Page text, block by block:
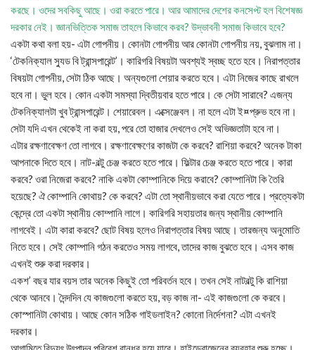
করছে। ওদের সবকিছু আছে। ওরা করতে পারে। আর আমাদের দেশের কনসেপ্ট হল বিশেষজ্ঞ
দরকার নেই। জ্ঞানভিত্তিক সমাজ তাহলে কিভাবে করব? উদ্ভাবনী সমাজ কিভাবে হবে?
একটা কথা বলা হয়- এটা গোপনীয়। কোনটা গোপনীয় আর কোনটা গোপনীয় নয়, বুঝলাম না।
‘টেকনিক্যাল স্যুড বি ট্রান্সপারেন্ট’। কারিগরি বিষয়টা অবশ্যই স্বচ্ছ হতে হবে। নিরাপত্তার
বিষয়টা গোপনীয়, সেটা ঠিক আছে। অন্যগুলো শেয়ার করতে হবে। এটা নিজের কাছে রাখলে
হবে না। ভুল হবে। কোন একটা সমস্যা দ্বিতীয়বার হতে পারে। কে সেটা সারাবে? এজন্য
টেকনিক্যালটা খুব ট্রান্সপারেন্ট। শেয়ারেবল। এক্সেঞ্জেবল। না হলে এটা ই¤প্রুভ হবে না।
সেটা যদি এখন থেকেই না করা হয়, পরে তো হাজার দেখলেও সেই অভিজ্ঞতাটা হবে না।
এটার রক্ষণাবেক্ষণ তো লাগবে। রক্ষণাবেক্ষণের কাজটা কে করবে? রাশিয়া করবে? অনেক টাকা
আপনাকে দিতে হবে। নাট-বল্টু চেঞ্জ করতে হতে পারে। ফিল্টার চেঞ্জ করতে হতে পারে। কারা
করবে? ওরা নিজেরা করবে? নাকি একটা কোম্পানিকে দিয়ে করাবে? কোম্পানিটা কি তৈরি
হয়েছে? ঐ কোম্পানি কোথায়? কে করবে? এটা তো স্থানীয়ভাবে করা যেতে পারে। প্রত্যেকটা
কেন্দ্রে তো একটা স্থানীয় কোম্পানি লাগে। কারিগরি সহায়তার জন্য স্থানীয় কোম্পানি
লাগবেই। এটা কারা করবে? ছোট বিষয় হলেও নিরাপত্তার বিষয় আছে। তারজন্য অনুমোতি
নিতে হবে। সেই কোম্পানি গঠন করতেও সময় লাগবে, তাদের কাজ বুঝতে হবে। এসব কাজ
এখনই শুরু করা দরকার।
একশ’ বছর যার বয়স তার অনেক কিছুই তো পরিবর্তন হবে। তখন সেই নাটবল্টু কি রাশিয়া
থেকে আনবে। দৈন্দদিন যে কাজগুলো করতে হয়, বড় কাজ না- এই কাজগুলো কে করবে।
কোস্পানিটা কোথায়। আছে কোন সঠিক গাইডলাইন? কোনো নির্দেশনা? এটা এখনই
দরকার।